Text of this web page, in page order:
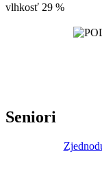
vlhkosť 29 %
Seniori